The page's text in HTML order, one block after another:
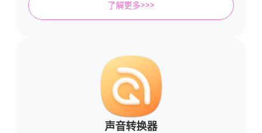
了解更多>>>
声音转换器